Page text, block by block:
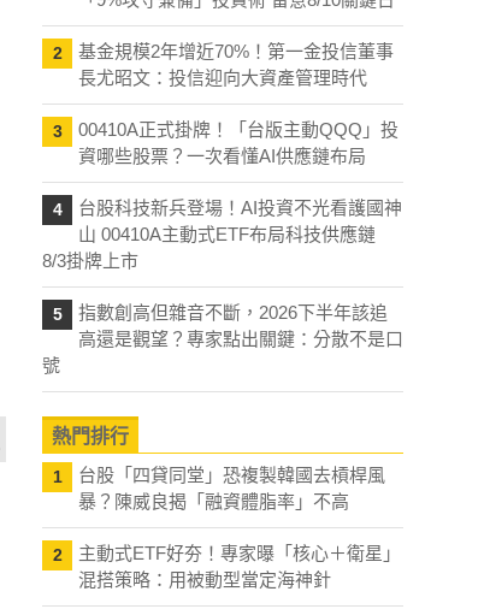
2
基金規模2年增近70%！第一金投信董事
長尤昭文：投信迎向大資產管理時代
3
00410A正式掛牌！「台版主動QQQ」投
資哪些股票？一次看懂AI供應鏈布局
4
台股科技新兵登場！AI投資不光看護國神
山 00410A主動式ETF布局科技供應鏈
8/3掛牌上市
5
指數創高但雜音不斷，2026下半年該追
高還是觀望？專家點出關鍵：分散不是口
號
熱門排行
1
台股「四貸同堂」恐複製韓國去槓桿風
暴？陳威良揭「融資體脂率」不高
2
主動式ETF好夯！專家曝「核心＋衛星」
混搭策略：用被動型當定海神針